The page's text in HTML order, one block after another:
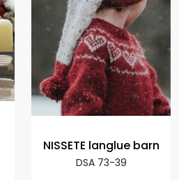
NISSETE langlue barn
DSA 73-39